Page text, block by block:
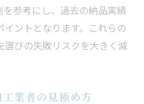
参考にし、過去の納品実績
ントとなります。これらの
選びの失敗リスクを大きく減
業者の見極め方